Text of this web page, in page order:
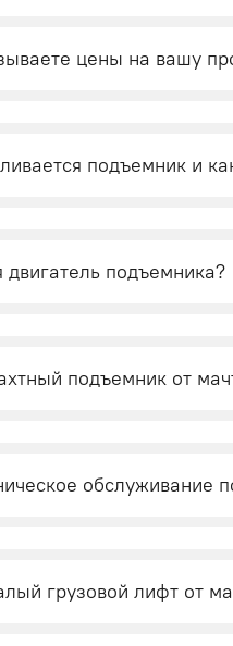
цены на вашу
подъемник и
двигатель подъемника?
подъемник от
обслуживание
грузовой лифт от